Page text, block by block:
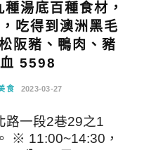
湯底百種食材，
吃得到澳洲黑毛
阪豬、鴨肉、豬
5598
食 2023-03-27
路一段2巷29之1
※ 11:00~14:30，